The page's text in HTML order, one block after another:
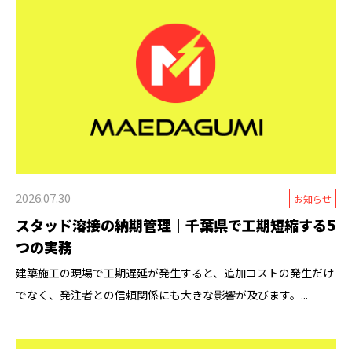
2026.07.30 お知らせ
スタッド溶接の納期管理｜千葉県で工期短縮する5
つの実務
建築施工の現場で工期遅延が発生すると、追加コストの発生だけ
でなく、発注者との信頼関係にも大きな影響が及びます。...